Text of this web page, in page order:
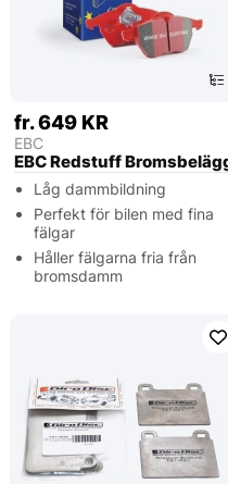
fr. 649 KR
EBC
EBC Redstuff
Låg dammbildning
Perfekt för bilen med fina
fälgar
Håller fälgarna fria från
bromsdamm